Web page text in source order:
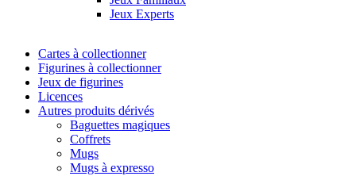
Jeux Experts
Cartes à collectionner
Figurines à collectionner
Jeux de figurines
Licences
Autres produits dérivés
Baguettes magiques
Coffrets
Mugs
Mugs à expresso